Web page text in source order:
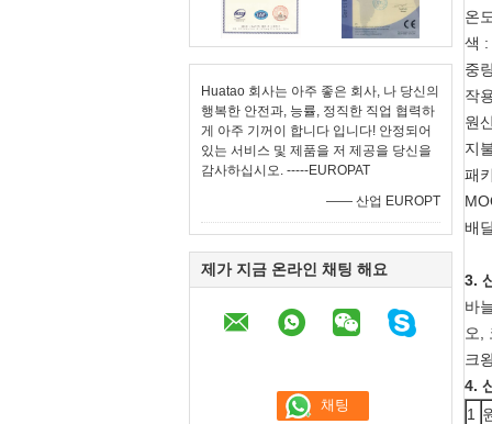
Huatao 회사는 아주 좋은 회사, 나 당신의
행복한 안전과, 능률, 정직한 직업 협력하
게 아주 기꺼이 합니다 입니다! 안정되어
있는 서비스 및 제품을 저 제공을 당신을
감사하십시오. -----EUROPAT
—— 산업 EUROPT
제가 지금 온라인 채팅 해요
온
색 :
중
작
원
지
패
배
3.
바
오,
크
4.
1